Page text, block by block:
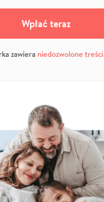
Wpłać teraz
zawiera niedozwolone treści